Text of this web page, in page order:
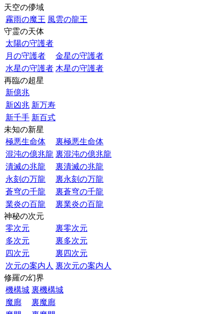
天空の儚域
霧雨の魔王 風雲の龍王
守霊の天体
太陽の守護者
月の守護者
金星の守護者
水星の守護者 木星の守護者
再臨の超星
新億兆
新凶兆 新万寿
新千手 新百式
未知の新星
極悪生命体
裏極悪生命体
混沌の億兆龍 裏混沌の億兆龍
潰滅の兆龍
裏潰滅の兆龍
永刻の万龍
裏永刻の万龍
蒼穹の千龍
裏蒼穹の千龍
業炎の百龍
裏業炎の百龍
神秘の次元
零次元
裏零次元
多次元
裏多次元
四次元
裏四次元
次元の案内人 裏次元の案内人
修羅の幻界
機構城 裏機構城
魔廊
裏魔廊